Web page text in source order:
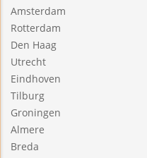
Amsterdam
Rotterdam
Den Haag
Utrecht
Eindhoven
Tilburg
Groningen
Almere
Breda